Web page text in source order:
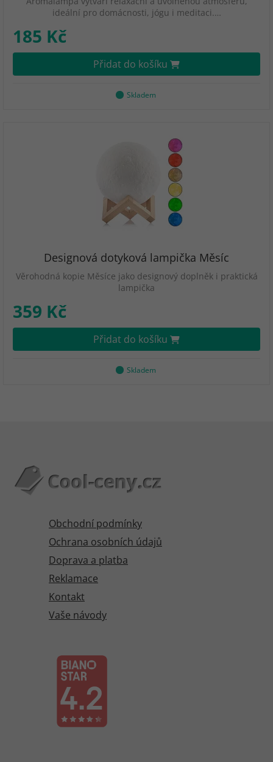
ideální pro domácnosti, jógu i meditaci.…
185 Kč
Přidat do košíku
Skladem
Designová dotyková lampička Měsíc
Věrohodná kopie Měsíce jako designový doplněk i praktická
lampička
359 Kč
Přidat do košíku
Skladem
Obchodní podmínky
Ochrana osobních údajů
Doprava a platba
Reklamace
Kontakt
Vaše návody